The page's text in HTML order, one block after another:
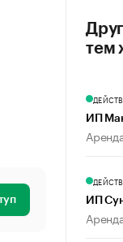
тем
ИП
ИП